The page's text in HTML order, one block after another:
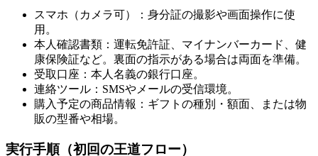
スマホ（カメラ可）：身分証の撮影や画面操作に使
用。
本人確認書類：運転免許証、マイナンバーカード、健
康保険証など。裏面の指示がある場合は両面を準備。
受取口座：本人名義の銀行口座。
連絡ツール：SMSやメールの受信環境。
購入予定の商品情報：ギフトの種別・額面、または物
販の型番や相場。
実行手順（初回の王道フロー）